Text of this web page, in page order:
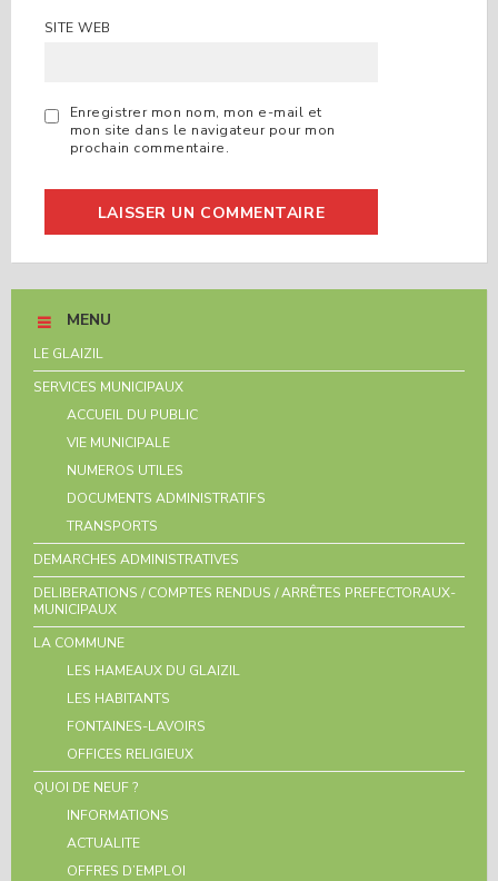
SITE WEB
Enregistrer mon nom, mon e-mail et
mon site dans le navigateur pour mon
prochain commentaire.
MENU
LE GLAIZIL
SERVICES MUNICIPAUX
ACCUEIL DU PUBLIC
VIE MUNICIPALE
NUMEROS UTILES
DOCUMENTS ADMINISTRATIFS
TRANSPORTS
DEMARCHES ADMINISTRATIVES
DELIBERATIONS / COMPTES RENDUS / ARRÊTES PREFECTORAUX-
MUNICIPAUX
LA COMMUNE
LES HAMEAUX DU GLAIZIL
LES HABITANTS
FONTAINES-LAVOIRS
OFFICES RELIGIEUX
QUOI DE NEUF ?
INFORMATIONS
ACTUALITE
OFFRES D’EMPLOI